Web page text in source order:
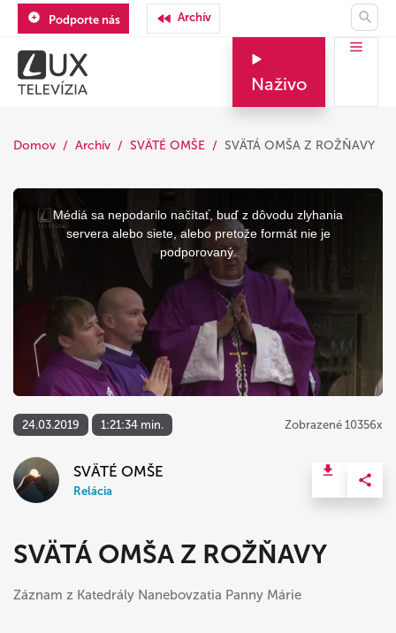
Podporte nás Archív
Naživo
Domov Archív SVÄTÉ OMŠE SVÄTÁ OMŠA Z ROŽŇAVY
This
modal
window.
Médiá sa nepodarilo načítať, buď z dôvodu zlyhania
servera alebo siete, alebo pretože formát nie je
podporovaný.
24.03.2019 1:21:34 min. Zobrazené 10356x
SVÄTÉ OMŠE
Relácia
SVÄTÁ OMŠA Z ROŽŇAVY
Záznam z Katedrály Nanebovzatia Panny Márie